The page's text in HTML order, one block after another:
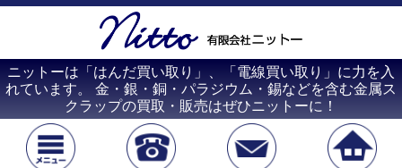
ニットーは「はんだ買い取り」、「電線買い取り」に力を入
れています。 金・銀・銅・パラジウム・錫などを含む金属ス
クラップの買取・販売はぜひニットーに！